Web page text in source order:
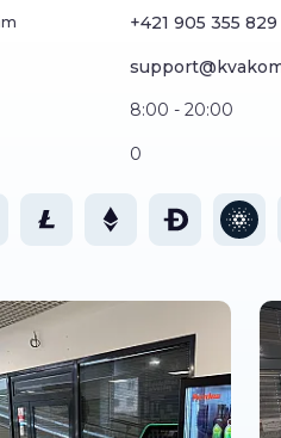
+421 905 355 829
8:00 - 20:00
0